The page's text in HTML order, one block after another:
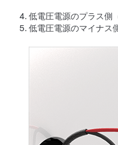
低電圧電源のプラス側
低電圧電源のマイナス